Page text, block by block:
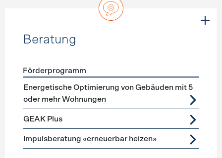
Beratung
Förderprogramme Beratung
Förderprogramm
Energetische Optimierung von Gebäuden mit 5
oder mehr Wohnungen
GEAK Plus
Impulsberatung «erneuerbar heizen»